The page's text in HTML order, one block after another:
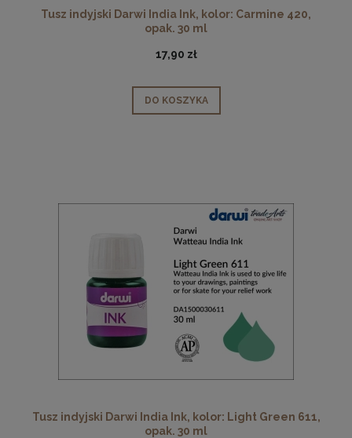
Tusz indyjski Darwi India Ink, kolor: Carmine 420,
opak. 30 ml
17,90 zł
DO KOSZYKA
Tusz indyjski Darwi India Ink, kolor: Light Green 611,
opak. 30 ml